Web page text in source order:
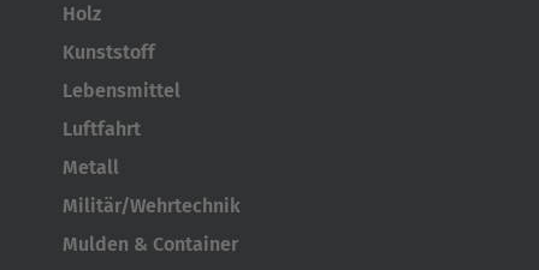
Holz
Kunststoff
Lebensmittel
Luftfahrt
Metall
Militär/Wehrtechnik
Mulden & Container